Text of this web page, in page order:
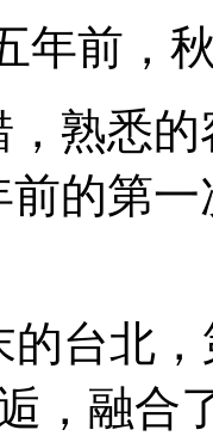
年前，
熟悉
前的第
的台北
，融合